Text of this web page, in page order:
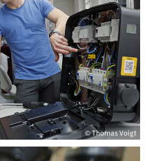
© Thomas Voigt